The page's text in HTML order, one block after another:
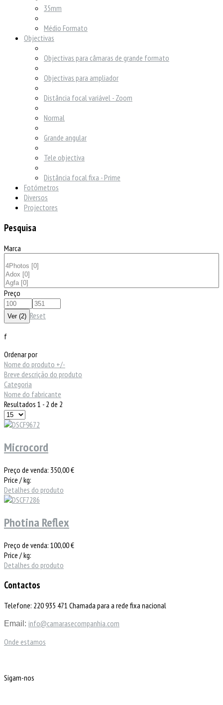
35mm
Médio Formato
Objectivas
Objectivas para câmaras de grande formato
Objectivas para ampliador
Distância focal variável - Zoom
Normal
Grande angular
Tele objectiva
Distância focal fixa - Prime
Fotómetros
Diversos
Projectores
Pesquisa
Marca
Preço
Reset
f
Ordenar por
Nome do produto +/-
Breve descrição do produto
Categoria
Nome do fabricante
Resultados 1 - 2 de 2
Microcord
Preço de venda: 350,00 €
Price / kg:
Detalhes do produto
Photina Reflex
Preço de venda: 100,00 €
Price / kg:
Detalhes do produto
Contactos
Telefone: 220 935 471 Chamada para a rede fixa nacional
Email: info@camarasecompanhia.com
Onde estamos
Sigam-nos